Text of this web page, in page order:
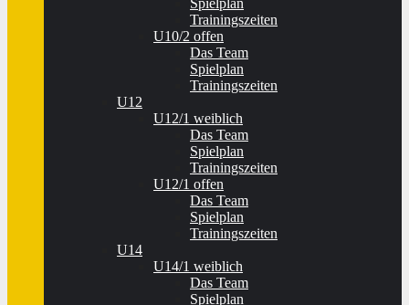
Spielplan
Trainingszeiten
U10/2 offen
Das Team
Spielplan
Trainingszeiten
U12
U12/1 weiblich
Das Team
Spielplan
Trainingszeiten
U12/1 offen
Das Team
Spielplan
Trainingszeiten
U14
U14/1 weiblich
Das Team
Spielplan